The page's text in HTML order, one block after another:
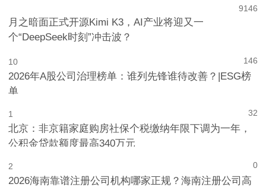
146
9
月之暗面正式开源Kimi K3，AI产业将迎又一
个“DeepSeek时刻”冲击波？
146
10
2026年A股公司治理榜单：谁列先锋谁待改善？|ESG榜
单
32
1
北京：非京籍家庭购房社保个税缴纳年限下调为一年，
公积金贷款额度最高340万元
0
2
2026海南靠谱注册公司机构哪家正规？海南注册公司高